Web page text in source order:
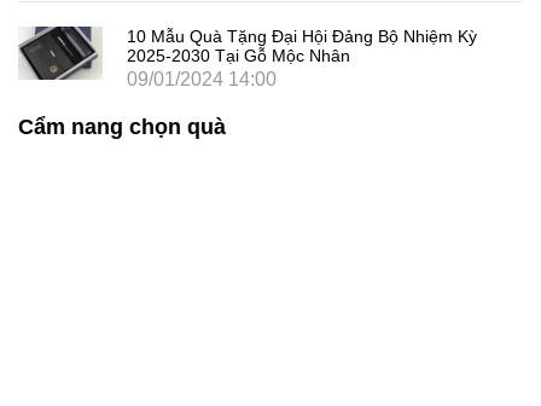
10 Mẫu Quà Tặng Đại Hội Đảng Bộ Nhiệm Kỳ
2025-2030 Tại Gỗ Mộc Nhân
09/01/2024 14:00
Cẩm nang chọn quà